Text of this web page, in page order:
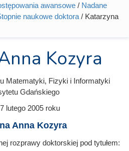
awansowe / Nadane
naukowe doktora / Katarzyna
Kozyra
Matematyki, Fizyki i Informatyki
Gdańskiego
lutego 2005roku
Anna Kozyra
rozprawy doktorskiej pod tytułem: